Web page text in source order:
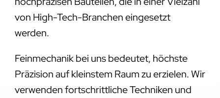
von High-Tech-Branchen eingesetzt
werden.
Feinmechanik bei uns bedeutet, höchste
Präzision auf kleinstem Raum zu erzielen. Wir
verwenden fortschrittliche Techniken und